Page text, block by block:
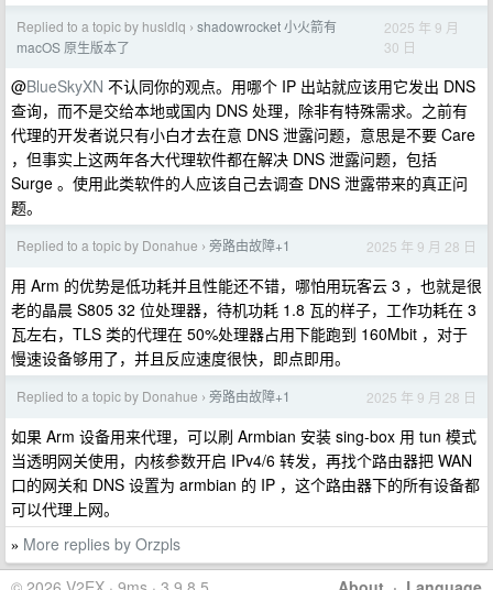
Replied to a topic by husldlq › shadowrocket 小火箭有
macOS 原生版本了
2025 年 9 月
30 日
@BlueSkyXN 不认同你的观点。用哪个 IP 出站就应该用它发出 DNS
查询，而不是交给本地或国内 DNS 处理，除非有特殊需求。之前有
代理的开发者说只有小白才去在意 DNS 泄露问题，意思是不要 Care
，但事实上这两年各大代理软件都在解决 DNS 泄露问题，包括
Surge 。使用此类软件的人应该自己去调查 DNS 泄露带来的真正问
题。
Replied to a topic by Donahue › 旁路由故障+1 2025 年 9 月 28 日
用 Arm 的优势是低功耗并且性能还不错，哪怕用玩客云 3 ，也就是很
老的晶晨 S805 32 位处理器，待机功耗 1.8 瓦的样子，工作功耗在 3
瓦左右，TLS 类的代理在 50%处理器占用下能跑到 160Mbit ，对于
慢速设备够用了，并且反应速度很快，即点即用。
Replied to a topic by Donahue › 旁路由故障+1 2025 年 9 月 28 日
如果 Arm 设备用来代理，可以刷 Armbian 安装 sing-box 用 tun 模式
当透明网关使用，内核参数开启 IPv4/6 转发，再找个路由器把 WAN
口的网关和 DNS 设置为 armbian 的 IP ，这个路由器下的所有设备都
可以代理上网。
» More replies by Orzpls